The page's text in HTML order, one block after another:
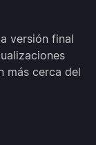
versión final
más cerca del